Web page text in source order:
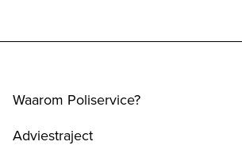
Waarom Poliservice?
Adviestraject